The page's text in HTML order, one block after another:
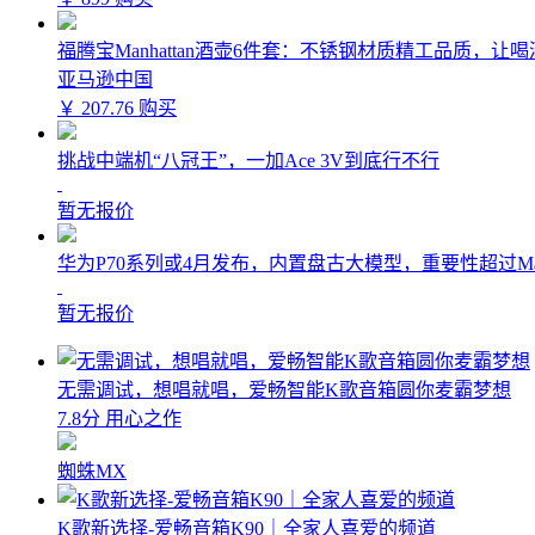
福腾宝Manhattan酒壶6件套：不锈钢材质精工品质，让喝
亚马逊中国
￥ 207.76 购买
挑战中端机“八冠王”，一加Ace 3V到底行不行
暂无报价
华为P70系列或4月发布，内置盘古大模型，重要性超过
暂无报价
无需调试，想唱就唱，爱畅智能K歌音箱圆你麦霸梦想
7.8分 用心之作
蜘蛛MX
K歌新选择-爱畅音箱K90｜全家人喜爱的频道